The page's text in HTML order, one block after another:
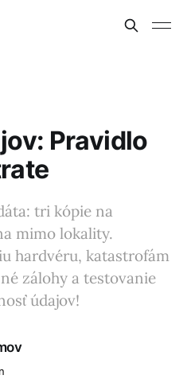
Pravidlo
tri kópie na
mimo lokality.
hardvéru, katastrofám
zálohy a testovanie
údajov!